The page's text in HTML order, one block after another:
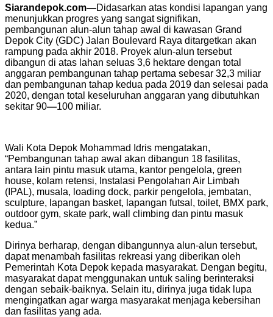
Siarandepok.com—Didasarkan atas kondisi lapangan yang
menunjukkan progres yang sangat signifikan,
pembangunan alun-alun tahap awal di kawasan Grand
Depok City (GDC) Jalan Boulevard Raya ditargetkan akan
rampung pada akhir 2018. Proyek alun-alun tersebut
dibangun di atas lahan seluas 3,6 hektare dengan total
anggaran pembangunan tahap pertama sebesar 32,3 miliar
dan pembangunan tahap kedua pada 2019 dan selesai pada
2020, dengan total keseluruhan anggaran yang dibutuhkan
sekitar 90—100 miliar.
Wali Kota Depok Mohammad Idris mengatakan,
“Pembangunan tahap awal akan dibangun 18 fasilitas,
antara lain pintu masuk utama, kantor pengelola, green
house, kolam retensi, Instalasi Pengolahan Air Limbah
(IPAL), musala, loading dock, parkir pengelola, jembatan,
sculpture, lapangan basket, lapangan futsal, toilet, BMX park,
outdoor gym, skate park, wall climbing dan pintu masuk
kedua.”
Dirinya berharap, dengan dibangunnya alun-alun tersebut,
dapat menambah fasilitas rekreasi yang diberikan oleh
Pemerintah Kota Depok kepada masyarakat. Dengan begitu,
masyarakat dapat menggunakan untuk saling berinteraksi
dengan sebaik-baiknya. Selain itu, dirinya juga tidak lupa
mengingatkan agar warga masyarakat menjaga kebersihan
dan fasilitas yang ada.